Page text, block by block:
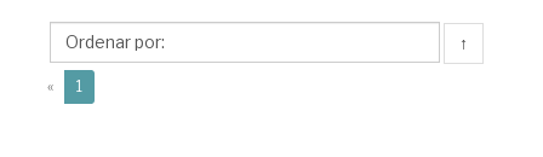
(1907-
1985)
↑
« 1